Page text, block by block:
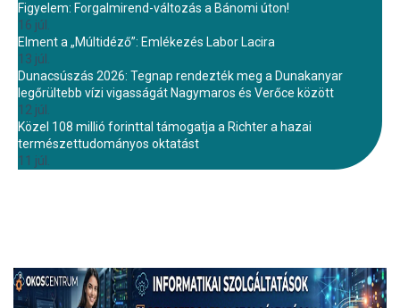
Figyelem: Forgalmirend-változás a Bánomi úton!
16 júl.
Elment a „Múltidéző”: Emlékezés Labor Lacira
13 júl.
Dunacsúszás 2026: Tegnap rendezték meg a Dunakanyar
legőrültebb vízi vigasságát Nagymaros és Verőce között
12 júl.
Közel 108 millió forinttal támogatja a Richter a hazai
természettudományos oktatást
11 júl.